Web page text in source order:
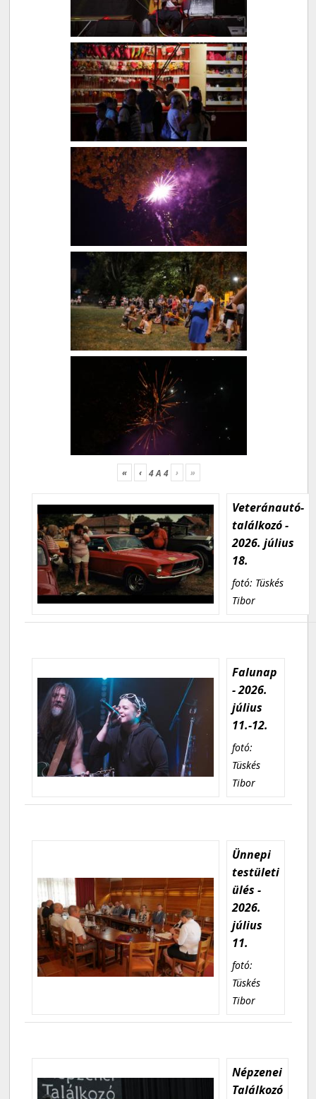
« ‹ 4A 4 › »
Veteránautó-
találkozó -
2026. július
18.
fotó: Tüskés
Tibor
Falunap
- 2026.
július
11.-12.
fotó:
Tüskés
Tibor
Ünnepi
testületi
ülés -
2026.
július
11.
fotó:
Tüskés
Tibor
Népzenei
Találkozó